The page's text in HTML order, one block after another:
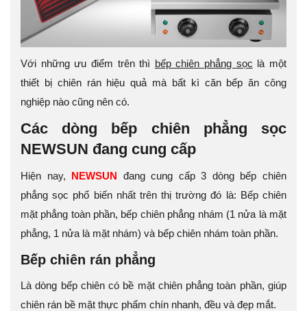
Với những ưu điểm trên thì bếp chiên phẳng sọc là một
thiết bị chiên rán hiệu quả mà bất kì căn bếp ăn công
nghiệp nào cũng nên có.
Các dòng bếp chiên phẳng sọc
NEWSUN đang cung cấp
Hiện nay, NEWSUN đang cung cấp 3 dòng bếp chiên
phẳng sọc phổ biến nhất trên thị trường đó là: Bếp chiên
mặt phẳng toàn phần, bếp chiên phẳng nhám (1 nửa là mặt
phẳng, 1 nửa là mặt nhám) và bếp chiên nhám toàn phần.
Bếp chiên rán phẳng
Là dòng bếp chiên có bề mặt chiên phẳng toàn phần, giúp
chiên rán bề mặt thực phẩm chín nhanh, đều và đẹp mắt.